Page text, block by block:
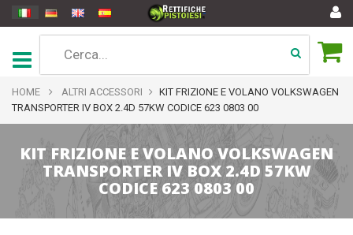
HOME ALTRI ACCESSORI
KIT FRIZIONE E VOLANO VOLKSWAGEN
TRANSPORTER IV BOX 2.4D 57KW CODICE 623 0803 00
KIT FRIZIONE E VOLANO VOLKSWAGEN
TRANSPORTER IV BOX 2.4D 57KW
CODICE 623 0803 00